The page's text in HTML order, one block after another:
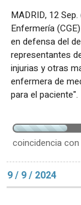
MADRID, 12
Enfermería
en defensa del
representantes
injurias y otras
enfermera de
para el paciente".
coincidencia con
9 / 9 / 2024